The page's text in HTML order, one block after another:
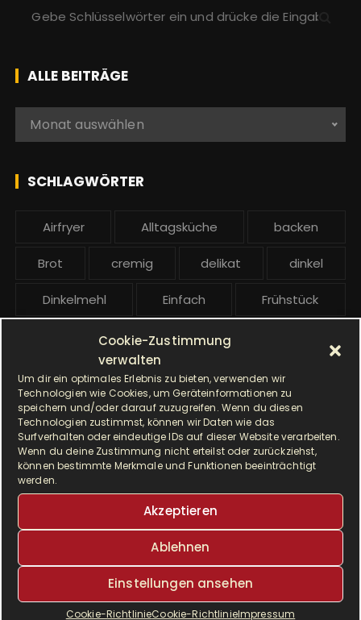
Cookie-Zustimmung
verwalten
Um dir ein optimales Erlebnis zu bieten, verwenden wir
Technologien wie Cookies, um Geräteinformationen zu
speichern und/oder darauf zuzugreifen. Wenn du diesen
Technologien zustimmst, können wir Daten wie das
Surfverhalten oder eindeutige IDs auf dieser Website verarbeiten.
Wenn du deine Zustimmung nicht erteilst oder zurückziehst,
können bestimmte Merkmale und Funktionen beeinträchtigt
werden.
Akzeptieren
Ablehnen
Einstellungen ansehen
Cookie-RichtlinieCookie-RichtlinieImpressum
h
e
n
c
:
ALLE BEITRÄGE
e
g
Monat auswählen
SCHLAGWÖRTER
Airfryer Alltagsküche backen
Brot cremig delikat dinkel
Dinkelmehl Einfach Frühstück
gesund
Hauptgericht Hefe Hefeteig
HP5031 HP 5031
I Prep & Cook Gourmet kochen
Krups
Krups Prep & Cook
Krups Prep & Cook Rezepte
Krups Prep and Cook